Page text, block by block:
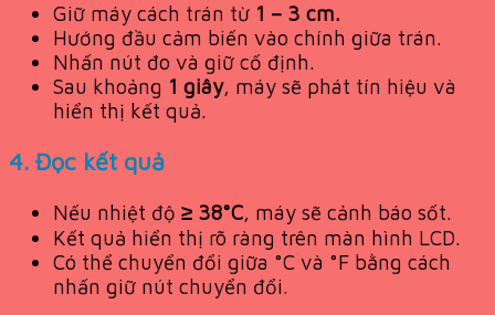
Giữ máy cách trán từ 1 – 3 cm.
Hướng đầu cảm biến vào chính giữa trán.
Nhấn nút đo và giữ cố định.
Sau khoảng 1 giây, máy sẽ phát tín hiệu và
hiển thị kết quả.
4. Đọc kết quả
Nếu nhiệt độ ≥ 38°C, máy sẽ cảnh báo sốt.
Kết quả hiển thị rõ ràng trên màn hình LCD.
Có thể chuyển đổi giữa °C và °F bằng cách
nhấn giữ nút chuyển đổi.